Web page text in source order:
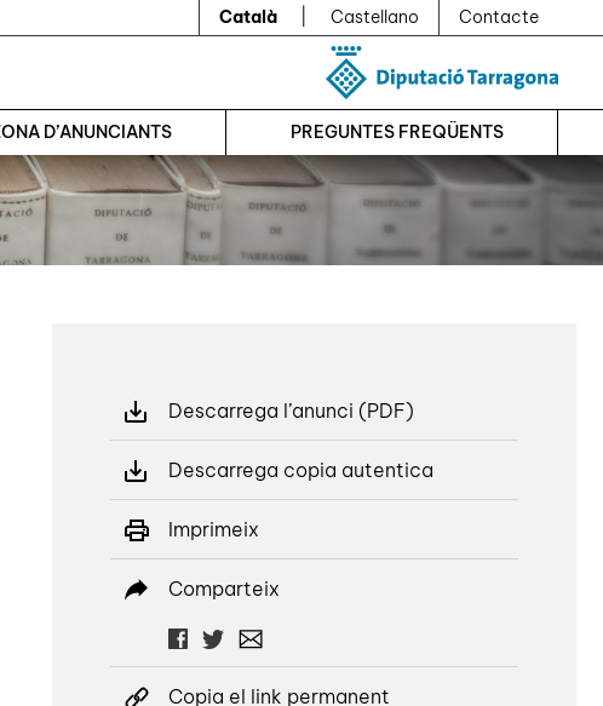
Català Castellano Contacte
D’ANUNCIANTS PREGUNTES FREQÜENTS
Descarrega l’anunci (PDF)
Descarrega copia autentica
Imprimeix
Comparteix
Copia el link permanent